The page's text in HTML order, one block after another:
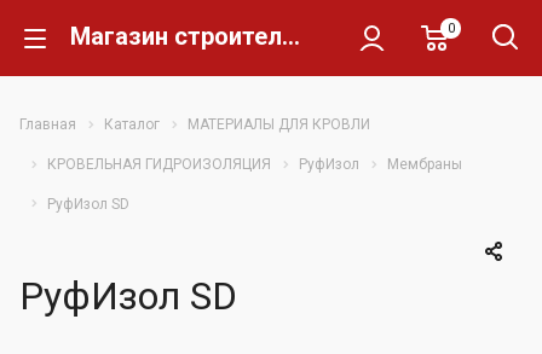
Магазин строительных материалов Склад Кирпича 0
Главная Каталог МАТЕРИАЛЫ ДЛЯ КРОВЛИ
КРОВЕЛЬНАЯ ГИДРОИЗОЛЯЦИЯ РуфИзол Мембраны
РуфИзол SD
РуфИзол SD